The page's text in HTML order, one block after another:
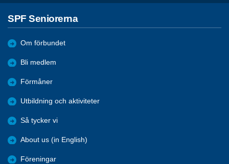
SPF Seniorerna
Om förbundet
Bli medlem
Förmåner
Utbildning och aktiviteter
Så tycker vi
About us (in English)
Föreningar